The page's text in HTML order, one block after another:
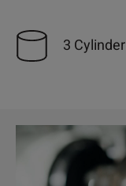
3 Cylinder